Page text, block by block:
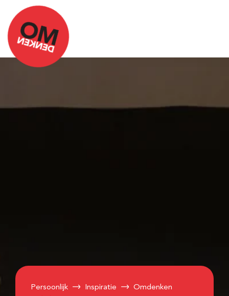
Persoonlijk Inspiratie
Omdenken